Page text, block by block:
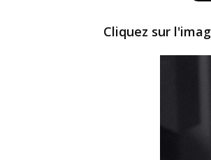
Cliquez sur